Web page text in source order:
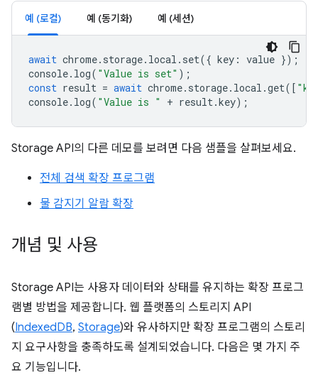
예 (로컬) 예 (동기화) 예 (세션)
await chrome. storage. local . set({ key : value });
console. log( "Value is set" );
const result = await chrome. storage. local .get([
console. log( "Value is " + result.key);
Storage API의 다른 데모를 보려면 다음 샘플을 살펴보세요.
전체 검색 확장 프로그램
물 감지기 알람 확장
개념 및 사용
Storage API는 사용자 데이터와 상태를 유지하는 확장 프로그
램별 방법을 제공합니다. 웹 플랫폼의 스토리지 API
(IndexedDB, Storage)와 유사하지만 확장 프로그램의 스토리
지 요구사항을 충족하도록 설계되었습니다. 다음은 몇 가지 주
요 기능입니다.